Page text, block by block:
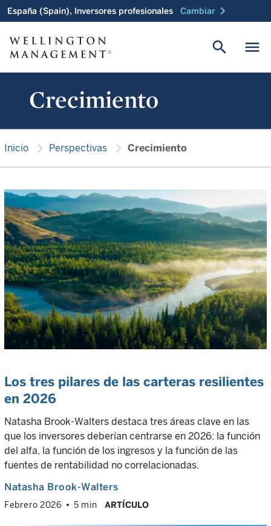
España (Spain), Inversores profesionales Cambiar chevron_right
menu
search
Crecimiento
Inicio chevron_right Perspectivas chevron_right Crecimiento
Los tres pilares de las carteras resilientes
en 2026
Natasha Brook-Walters destaca tres áreas clave en las
que los inversores deberían centrarse en 2026: la función
del alfa, la función de los ingresos y la función de las
fuentes de rentabilidad no correlacionadas.
Natasha Brook-Walters
Febrero 2026 5 min ARTÍCULO